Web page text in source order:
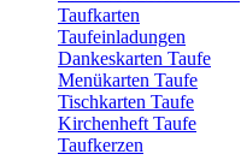
Taufkarten
Taufeinladungen
Dankeskarten Taufe
Menükarten Taufe
Tischkarten Taufe
Kirchenheft Taufe
Taufkerzen